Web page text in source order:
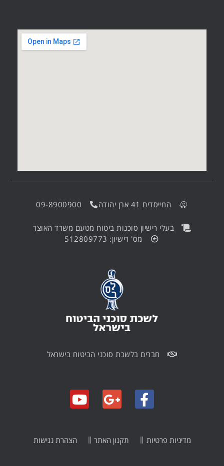
המייסדים 41 אבן יהודה 09-8900900
בעלי רישיון סוכנות ביטוח מטעם משרד האוצר
מס' רישיון: 512809773
חברים בלשכת סוכני הביטוח בישראל
מדיניות פרטיות תקנון האתר הצהרת נגישות